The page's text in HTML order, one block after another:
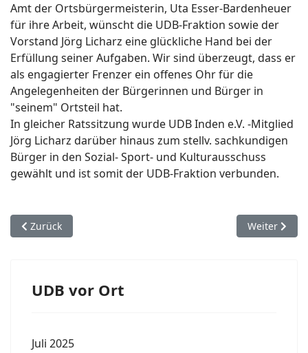
Amt der Ortsbürgermeisterin, Uta Esser-Bardenheuer
für ihre Arbeit, wünscht die UDB-Fraktion sowie der
Vorstand Jörg Licharz eine glückliche Hand bei der
Erfüllung seiner Aufgaben. Wir sind überzeugt, dass er
als engagierter Frenzer ein offenes Ohr für die
Angelegenheiten der Bürgerinnen und Bürger in
"seinem" Ortsteil hat.
In gleicher Ratssitzung wurde UDB Inden e.V. -Mitglied
Jörg Licharz darüber hinaus zum stellv. sachkundigen
Bürger in den Sozial- Sport- und Kulturausschuss
gewählt und ist somit der UDB-Fraktion verbunden.
Vorheriger Beitrag: Stefan Pfennings als
Zurück Nächster
Weiter
UDB vor Ort
Juli 2025